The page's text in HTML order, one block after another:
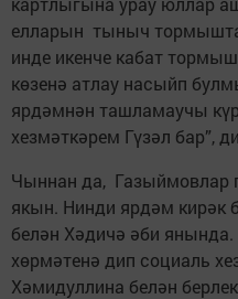
елларын тыныч
инде икенче кабат
көзенә атлау насыйп
ярдәмнән ташламаучы
хезмәткәрем Гүзәл бар”,
Чыннан да, Газыймовлар
якын. Нинди ярдәм кирәк
белән Хәдичә әби
хөрмәтенә дип социаль
Хәмидуллина белән